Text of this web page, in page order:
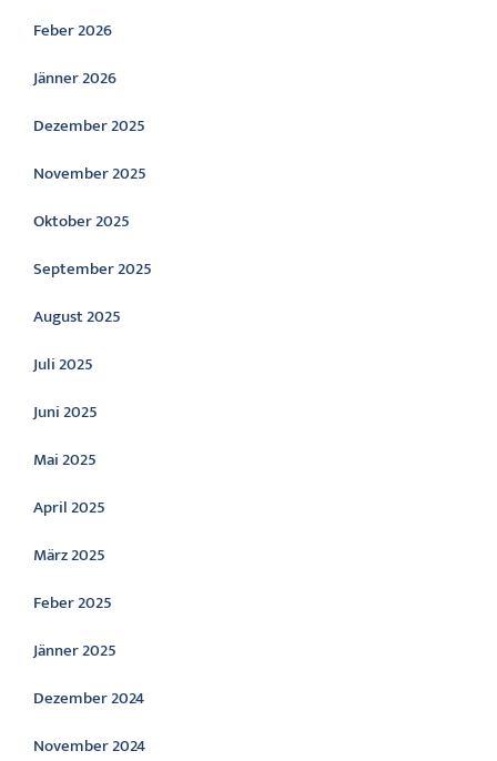
Feber 2026
Jänner 2026
Dezember 2025
November 2025
Oktober 2025
September 2025
August 2025
Juli 2025
Juni 2025
Mai 2025
April 2025
März 2025
Feber 2025
Jänner 2025
Dezember 2024
November 2024